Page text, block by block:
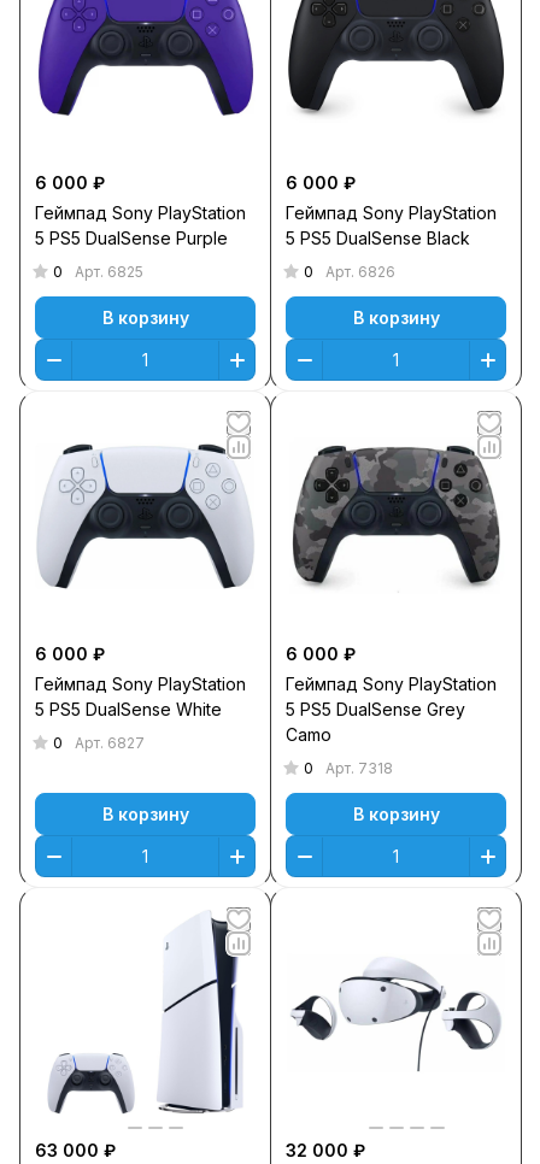
6 000 ₽
Геймпад Sony PlayStation
5 PS5 DualSense Purple
0 Арт. 6825
В корзину
6 000 ₽
Геймпад Sony PlayStation
5 PS5 DualSense Black
0 Арт. 6826
В корзину
6 000 ₽
Геймпад Sony PlayStation
5 PS5 DualSense White
0 Арт. 6827
В корзину
6 000 ₽
Геймпад Sony PlayStation
5 PS5 DualSense Grey
Camo
0 Арт. 7318
В корзину
63 000 ₽
32 000 ₽